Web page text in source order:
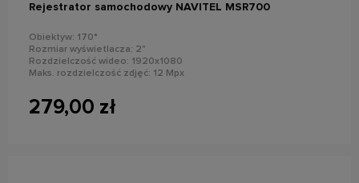
Rejestrator samochodowy NAVITEL MSR700
Obiektyw: 170°
Rozmiar wyświetlacza: 2"
Rozdzielczość wideo: 1920x1080
Maks. rozdzielczość zdjęć: 12 Mpx
Wbudowany mikrofon i głośnik
279,00 zł